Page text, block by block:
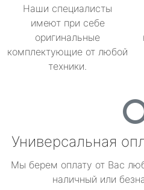
Наши специалисты
имеют при себе
оригинальные
комплектующие от любой
техники.
Универсальная
Мы берем оплату от Вас
наличный или